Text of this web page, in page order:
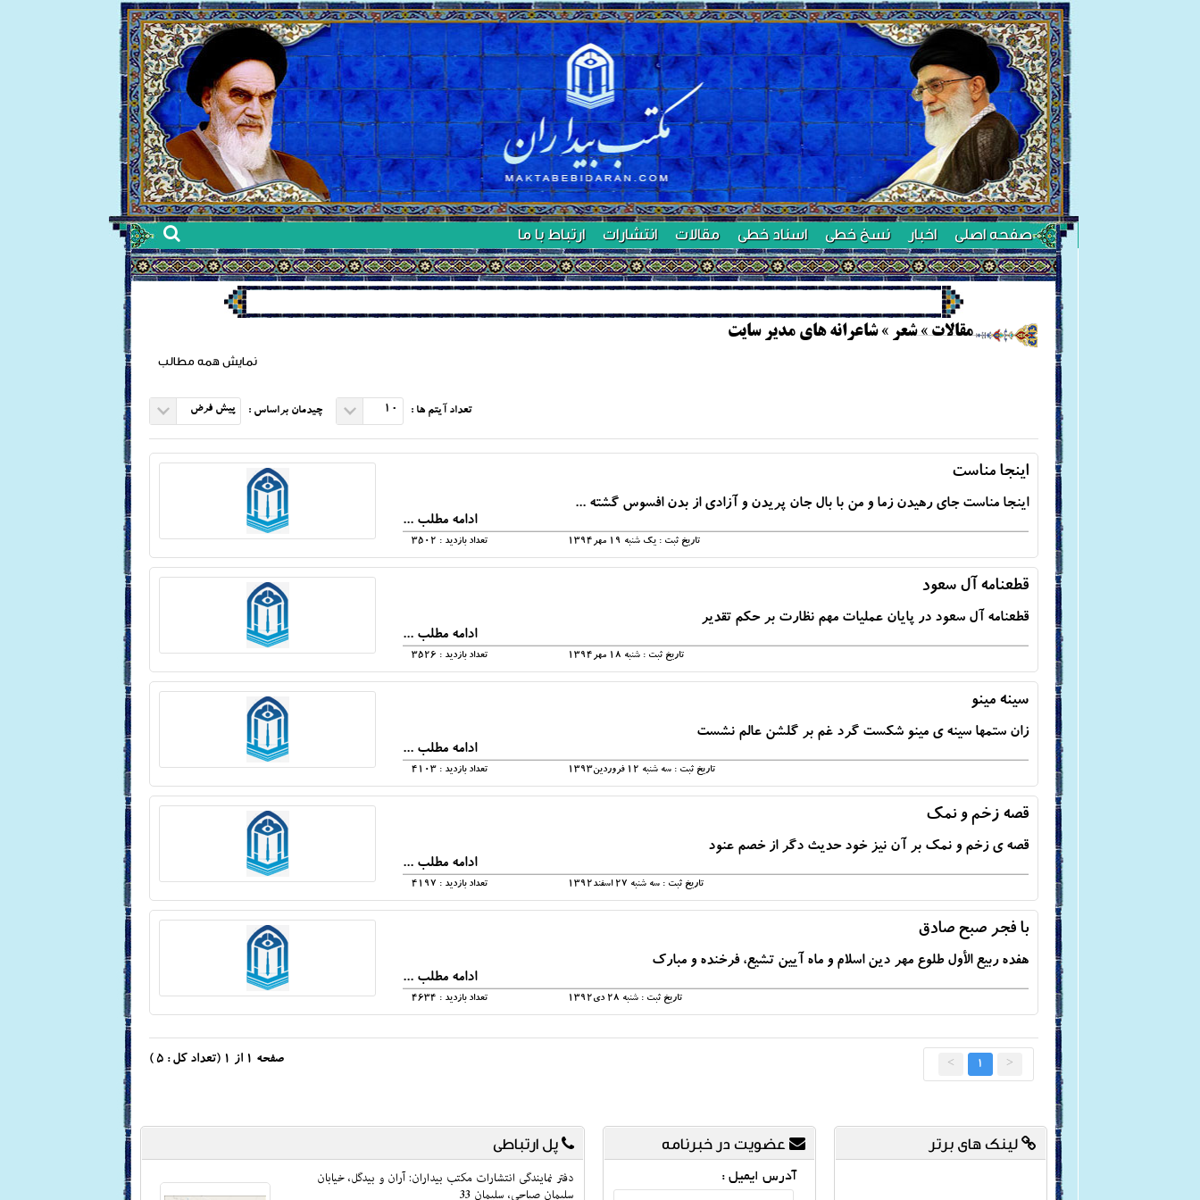
صفحه اصلی اخبار نسخ خطی اسناد خطی مقالات انتشارات ارتباط با ما
مقالات»شعر »شاعرانه های مدیر سایت
نمایش همه مطالب
چیدمان براساس : پیش فرض تعداد آیتم ها : 10
اینجا مناست
اینجا مناست جای رهیدن زما و من با بال جان پریدن و آزادی از بدن افسوس گشته ...
ادامه مطلب ...
تعداد بازدید : 3502 تاریخ ثبت : يک شنبه 19 مهر1394
قطعنامه آل سعود
قطعنامه آل سعود در پایان عملیات مهم نظارت بر حکم تقدیر
ادامه مطلب ...
تعداد بازدید : 3526 تاریخ ثبت : شنبه 18 مهر1394
سینه مینو
زان ستم­ها سینه­ ی مینو شکست گرد غم بر گلشن عالم نشست
ادامه مطلب ...
تعداد بازدید : 4103 تاریخ ثبت : سه شنبه 12 فروردين1393
قصه زخم و نمك
قصه ی زخم و نمک بر آن نیز خود حدیث دگر از خصم عنود
ادامه مطلب ...
تعداد بازدید : 4197 تاریخ ثبت : سه شنبه 27 اسفند1392
با فجر صبح صادق
هفده ربیع الأول طلوع مهر دین اسلام و ماه آیین تشیع، فرخنده و مبارك
ادامه مطلب ...
تعداد بازدید : 4634 تاریخ ثبت : شنبه 28 دي1392
صفحه 1 از 1 (تعداد کل : 5 ) <
1
>
لینک های برتر عضویت در خبرنامه
آدرس ایمیل :
پل ارتباطی
دفتر نمایندگی انتشارات مکتب بیداران: آران و بیدگل، خیابان
سلیمان صباحی، سلیمان 33